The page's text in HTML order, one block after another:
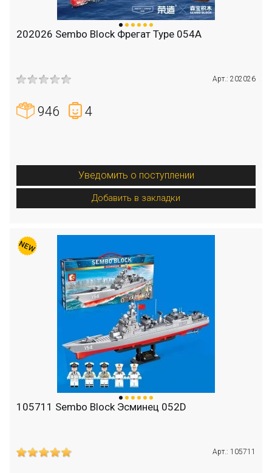
202026 Sembo Block Фрегат Type 054A
Арт.: 202026
946 4
Уведомить о поступлении
Добавить в закладки
105711 Sembo Block Эсминец 052D
Арт.: 105711